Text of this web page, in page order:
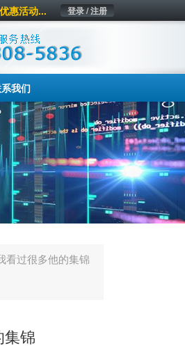
登录 / 注册
惠活动...
我们
看过很多他的集锦
锦